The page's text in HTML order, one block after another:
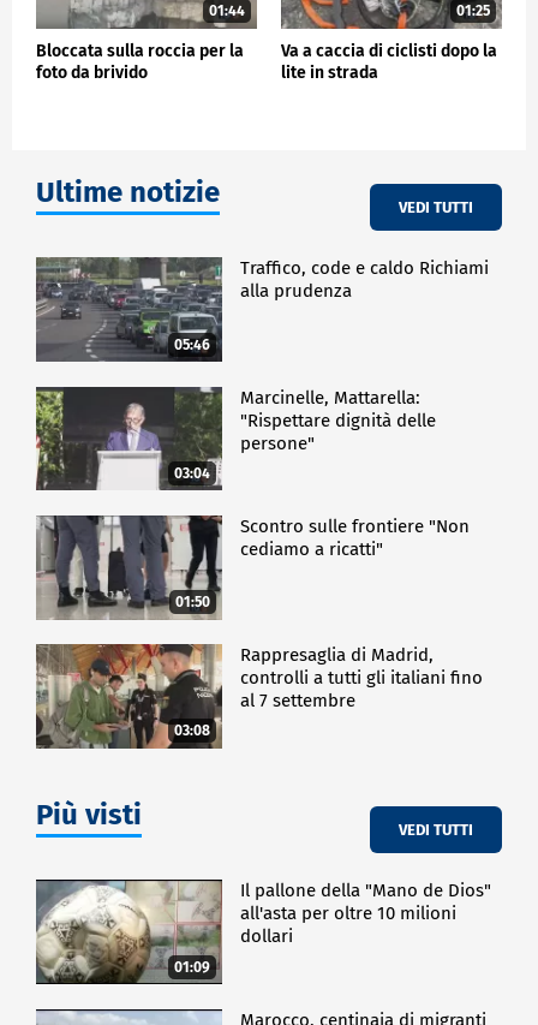
01:44
Bloccata sulla roccia per la
foto da brivido
01:25
Va a caccia di ciclisti dopo la
lite in strada
Ultime notizie VEDI TUTTI
05:46
Traffico, code e caldo Richiami
alla prudenza
03:04
Marcinelle, Mattarella:
"Rispettare dignità delle
persone"
01:50
Scontro sulle frontiere "Non
cediamo a ricatti"
03:08
Rappresaglia di Madrid,
controlli a tutti gli italiani fino
al 7 settembre
Più visti VEDI TUTTI
01:09
Il pallone della "Mano de Dios"
all'asta per oltre 10 milioni
dollari
Marocco, centinaia di migranti